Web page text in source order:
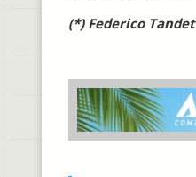
(*) Federico